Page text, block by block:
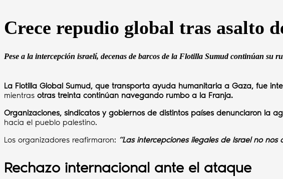
Crece repudio global tras asalto
Pese a la intercepción israelí, decenas de barcos de la Flotilla Sumud continúan su
La Flotilla Global Sumud, que transporta ayuda humanitaria a Gaza, fue
mientras otras treinta continúan navegando rumbo a la Franja.
Organizaciones, sindicatos y gobiernos de distintos países denunciaron la
hacia el pueblo palestino.
Los organizadores reafirmaron: “Las intercepciones ilegales de Israel no
Rechazo internacional ante el ataque